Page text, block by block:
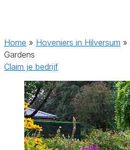
Home » Hoveniers in Hilversum »
Gardens
Claim je bedrijf